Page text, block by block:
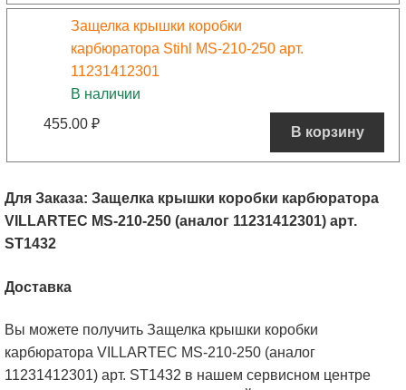
Защелка крышки коробки
карбюратора Stihl MS-210-250 арт.
11231412301
В наличии
455.00 ₽
В корзину
Для Заказа: Защелка крышки коробки карбюратора
VILLARTEC MS-210-250 (аналог 11231412301) арт.
ST1432
Доставка
Вы можете получить Защелка крышки коробки
карбюратора VILLARTEC MS-210-250 (аналог
11231412301) арт. ST1432 в нашем сервисном центре